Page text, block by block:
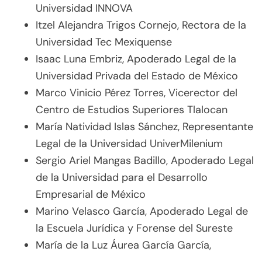
Universidad INNOVA
Itzel Alejandra Trigos Cornejo, Rectora de la
Universidad Tec Mexiquense
Isaac Luna Embriz, Apoderado Legal de la
Universidad Privada del Estado de México
Marco Vinicio Pérez Torres, Vicerector del
Centro de Estudios Superiores Tlalocan
María Natividad Islas Sánchez, Representante
Legal de la Universidad UniverMilenium
Sergio Ariel Mangas Badillo, Apoderado Legal
de la Universidad para el Desarrollo
Empresarial de México
Marino Velasco García, Apoderado Legal de
la Escuela Jurídica y Forense del Sureste
María de la Luz Áurea García García,